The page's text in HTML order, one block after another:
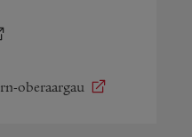
oberaargau